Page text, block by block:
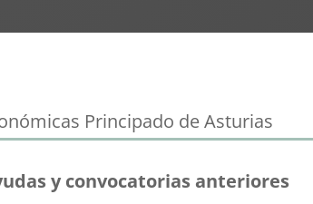
Principado de Asturias
y convocatorias anteriores